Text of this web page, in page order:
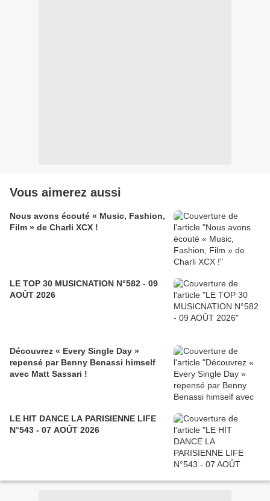
Vous aimerez aussi
Nous avons écouté « Music, Fashion,
Film » de Charli XCX !
LE TOP 30 MUSICNATION N°582 - 09
AOÛT 2026
Découvrez « Every Single Day »
repensé par Benny Benassi himself
avec Matt Sassari !
LE HIT DANCE LA PARISIENNE LIFE
N°543 - 07 AOÛT 2026